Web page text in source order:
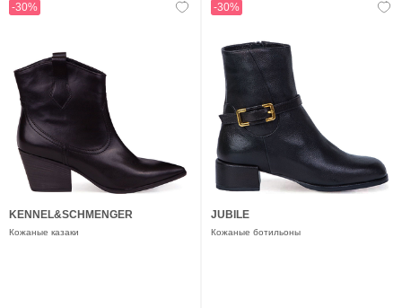
-30%
KENNEL&SCHMENGER
Кожаные казаки
-30%
JUBILE
Кожаные ботильоны